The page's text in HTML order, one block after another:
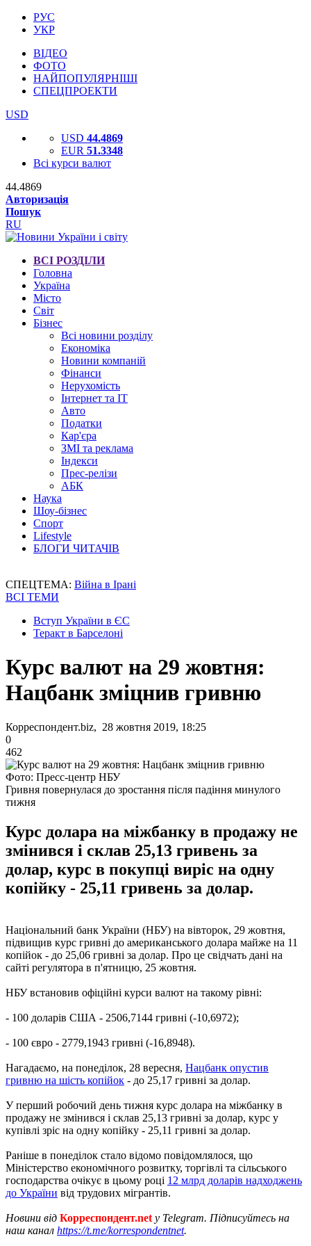
РУС
УКР
ВІДЕО
ФОТО
НАЙПОПУЛЯРНІШІ
СПЕЦПРОЕКТИ
USD
USD 44.4869
EUR 51.3348
Всі курси валют
44.4869
Авторизація
Пошук
RU
ВСІ РОЗДІЛИ
Головна
Україна
Місто
Світ
Бізнес
Всі новини розділу
Економіка
Новини компаній
Фінанси
Нерухомість
Інтернет та IT
Авто
Податки
Кар'єра
ЗМІ та реклама
Індекси
Прес-релізи
АБК
Наука
Шоу-бізнес
Спорт
Lifestyle
БЛОГИ ЧИТАЧІВ
СПЕЦТЕМА: Війна в Ірані
ВСІ ТЕМИ
Вступ України в ЄС
Теракт в Барселоні
Курс валют на 29 жовтня:
Нацбанк зміцнив гривню
Корреспондент.biz, 28 жовтня 2019, 18:25
0
462
Фото: Пресс-центр НБУ
Гривня повернулася до зростання після падіння минулого
тижня
Курс долара на міжбанку в продажу не
змінився і склав 25,13 гривень за
долар, курс в покупці виріс на одну
копійку - 25,11 гривень за долар.
Національний банк України (НБУ) на вівторок, 29 жовтня,
підвищив курс гривні до американського долара майже на 11
копійок - до 25,06 гривні за долар. Про це свідчать дані на
сайті регулятора в п'ятницю, 25 жовтня.
НБУ встановив офіційні курси валют на такому рівні:
- 100 доларів США - 2506,7144 гривні (-10,6972);
- 100 євро - 2779,1943 гривні (-16,8948).
Нагадаємо, на понеділок, 28 вересня, Нацбанк опустив
гривню на шість копійок - до 25,17 гривні за долар.
У перший робочий день тижня курс долара на міжбанку в
продажу не змінився і склав 25,13 гривні за долар, курс у
купівлі зріс на одну копійку - 25,11 гривні за долар.
Раніше в понеділок стало відомо повідомлялося, що
Міністерство економічного розвитку, торгівлі та сільського
господарства очікує в цьому році 12 млрд доларів надходжень
до України від трудових мігрантів.
Новини від Корреспондент.net у Telegram. Підписуйтесь на
наш канал https://t.me/korrespondentnet.